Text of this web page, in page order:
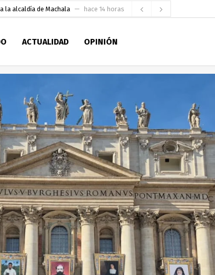
hace 2 días
2 días
de color y tradición hace 3 días
Orense hace 11 horas
ACTUALIDAD OPINIÓN